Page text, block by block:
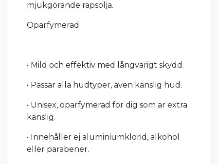
mjukgörande rapsolja.
Oparfymerad.
• Mild och effektiv med långvarigt skydd.
• Passar alla hudtyper, även känslig hud.
• Unisex, oparfymerad för dig som är extra
känslig.
• Innehåller ej aluminiumklorid, alkohol
eller parabener.